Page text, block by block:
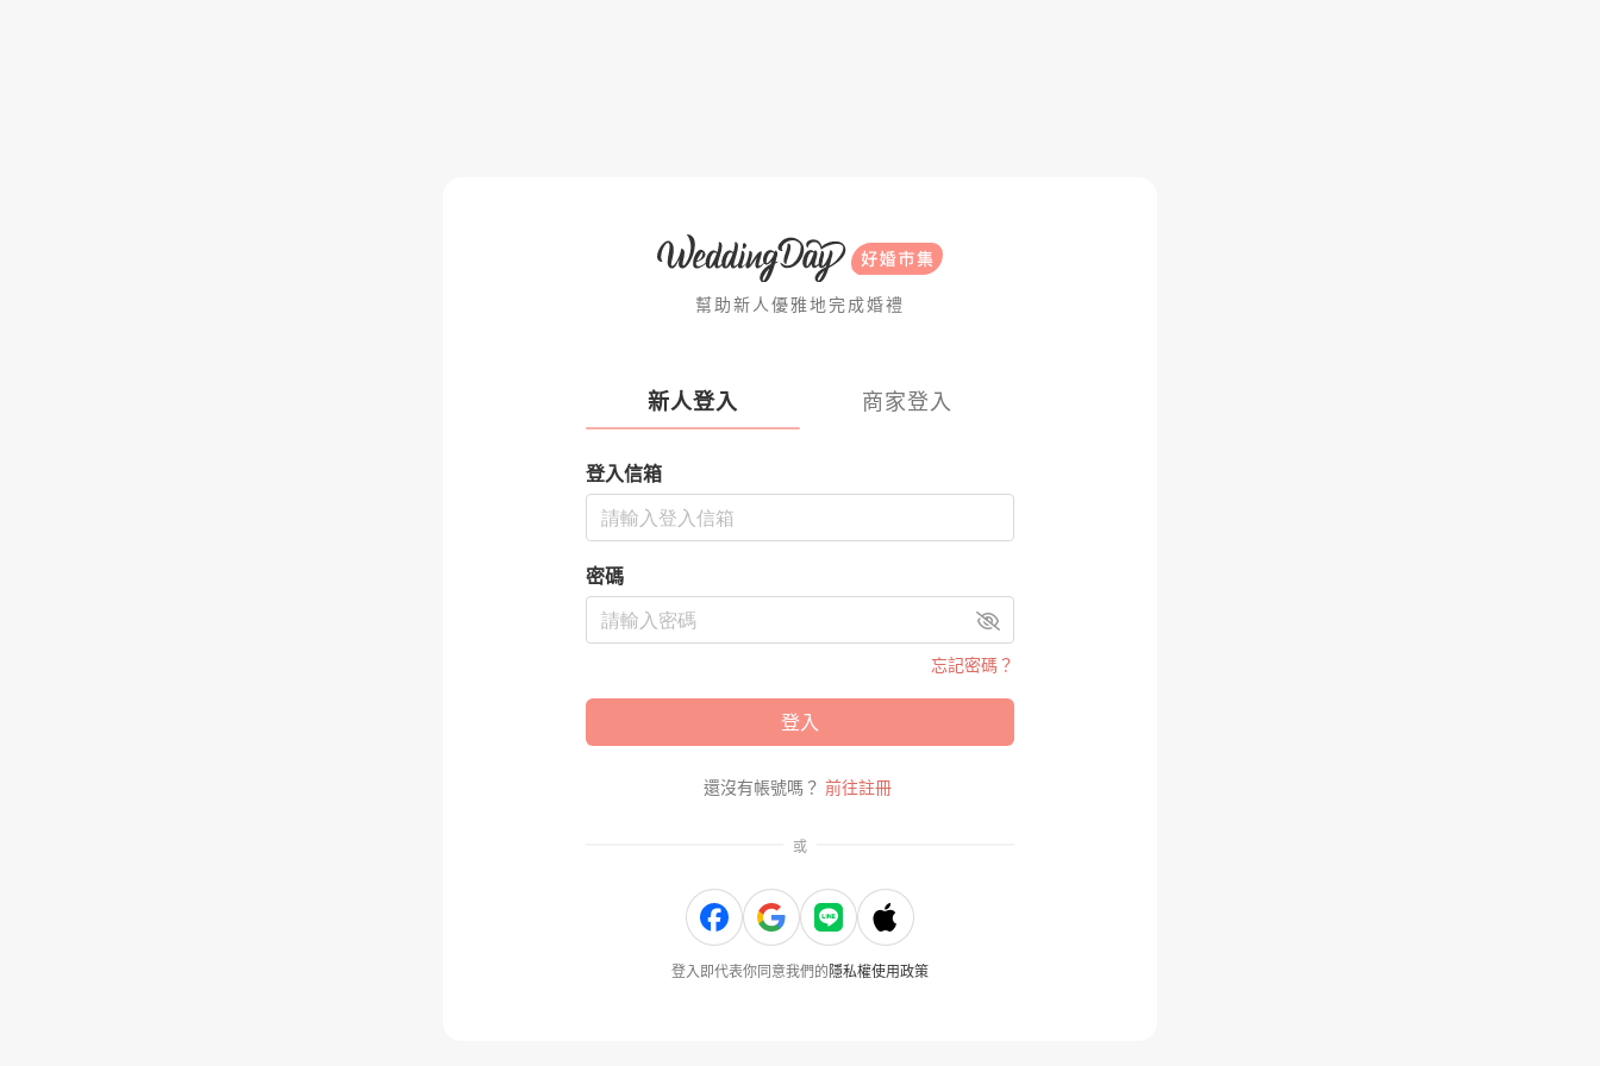
幫助新人優雅地完成婚禮
新人登入 商家登入
登入信箱
密碼
忘記密碼？
登入
還沒有帳號嗎？ 前往註冊
或
登入即代表你同意我們的 隱私權使用政策